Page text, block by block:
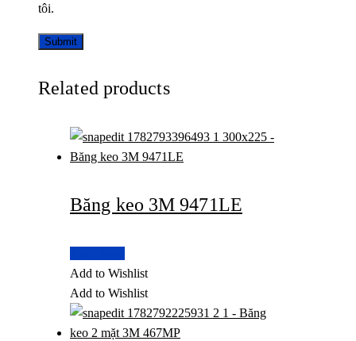
tôi.
Related products
Băng keo 3M 9471LE
Add to Wishlist
Add to Wishlist